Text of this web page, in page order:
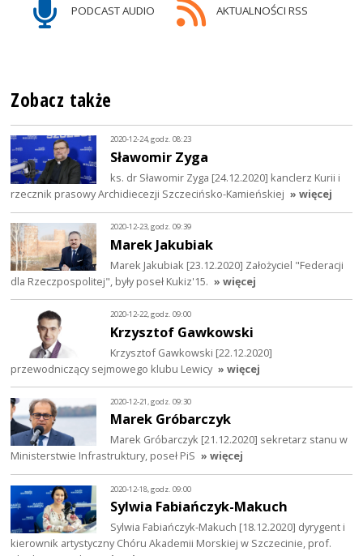
PODCAST AUDIO AKTUALNOŚCI RSS
Zobacz także
2020-12-24, godz. 08:23
Sławomir Zyga
ks. dr Sławomir Zyga [24.12.2020] kanclerz Kurii i
rzecznik prasowy Archidiecezji Szczecińsko-Kamieńskiej » więcej
2020-12-23, godz. 09:39
Marek Jakubiak
Marek Jakubiak [23.12.2020] Założyciel "Federacji
dla Rzeczpospolitej", były poseł Kukiz'15. » więcej
2020-12-22, godz. 09:00
Krzysztof Gawkowski
Krzysztof Gawkowski [22.12.2020]
przewodniczący sejmowego klubu Lewicy » więcej
2020-12-21, godz. 09:30
Marek Gróbarczyk
Marek Gróbarczyk [21.12.2020] sekretarz stanu w
Ministerstwie Infrastruktury, poseł PiS » więcej
2020-12-18, godz. 09:00
Sylwia Fabiańczyk-Makuch
Sylwia Fabiańczyk-Makuch [18.12.2020] dyrygent i
kierownik artystyczny Chóru Akademii Morskiej w Szczecinie, prof.